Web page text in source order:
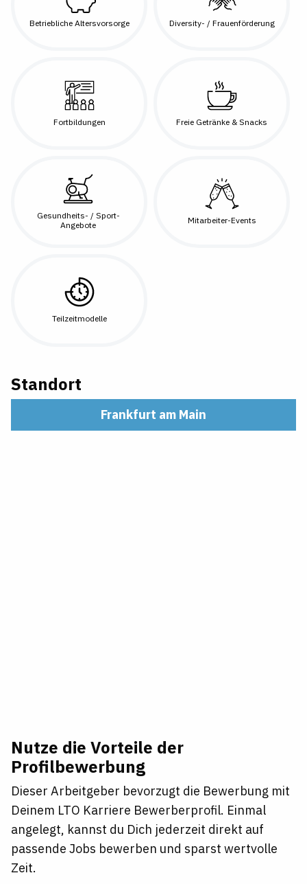
Betriebliche Altersvorsorge Diversity- / Frauenförderung
Fortbildungen Freie Getränke & Snacks
Gesundheits- / Sport-
Angebote
Mitarbeiter-Events
Teilzeitmodelle
Standort
Frankfurt am Main
Nutze die Vorteile der
Profilbewerbung
Dieser Arbeitgeber bevorzugt die Bewerbung mit
Deinem LTO Karriere Bewerberprofil. Einmal
angelegt, kannst du Dich jederzeit direkt auf
passende Jobs bewerben und sparst wertvolle
Zeit.